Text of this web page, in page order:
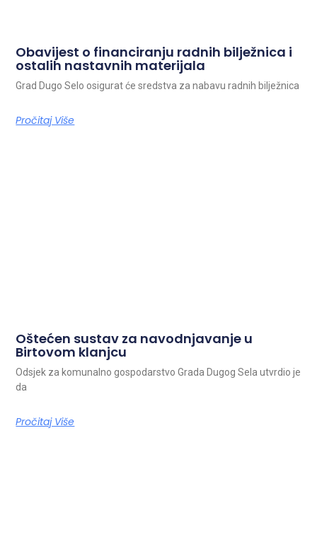
Obavijest o financiranju radnih bilježnica i
ostalih nastavnih materijala
Grad Dugo Selo osigurat će sredstva za nabavu radnih bilježnica
Pročitaj Više
Oštećen sustav za navodnjavanje u
Birtovom klanjcu
Odsjek za komunalno gospodarstvo Grada Dugog Sela utvrdio je
da
Pročitaj Više